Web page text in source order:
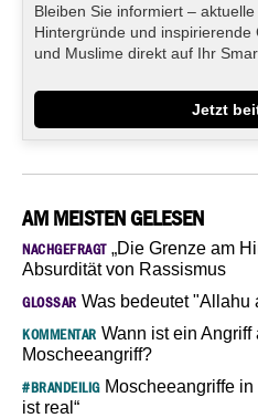
Bleiben Sie informiert –
Hintergründe und
und Muslime direkt auf Ihr
Jetzt
AM MEISTEN GELESEN
NACHGEFRAGT„Die Grenze am
Absurdität von Rassismus
GLOSSAR Was bedeutet "Allahu
KOMMENTAR Wann ist ein
Moscheeangriff?
#BRANDEILIGMoscheeangriffe in
ist real“